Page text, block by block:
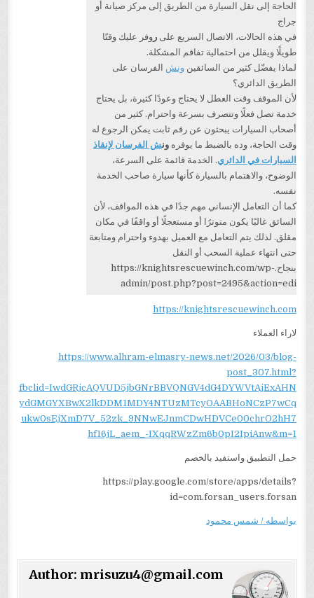
الحاجة إلى نقل السيارة من الطريق إلى مركز صيانة أو
جراج
في هذه الحالات، الاتصال السريع علىروفر عليك وقتًا
طويلًا ويقلل من احتمالية تفاقم المشكلة.
لماذا يفضّل كثير من السائقينونش الفرسان على
الطريق الدائري؟
لأن الموقف وقت العطل لا يحتاج وعودًا كثيرة، بل يحتاج
خدمة تصل فعلًا وتتصرف بسرعة واحترام. كثير من
أصحاب السيارات يبحثون عن رقم ثابت يمكن الرجوع له
وقت الحاجة، وده بالضبط ما يوفرهونش الفرسان لإنقاذ
السيارات في الدائري. الخدمة قائمة على السرعة،
الوضوح، والاهتمام بالسيارة كأنها سيارة صاحب الخدمة
نفسه.
كما أن التعامل الإنساني مهم جدًا في هذه المواقف، لأن
السائق غالبًا يكون متوترًا أو مستعجلًا أو واقفًا في مكان
مقلق. لذلك يتم التعامل مع العميل بهدوء واحترام ومتابعة
حتى انتهاء عملية السحب أو النقل
بنجاح.https://knightsrescuewinch.com/wp-
admin/post.php?post=2495&action=edi
https://knightsrescuewinch.com
لاراء العملاء
https://www.alhram-elmasry-news.net/2026/03/blog-
post_307.html?
fbclid=IwdGRjcAQVUD5jbGNrBBVQNGV4dG4DYWVtAjExAHN
ydGMGYXBwX2lkDDM1MDY4NTUzMTcyOAABHoNCzP7wCq
ukw0sEjXmD7V_52zk_9NNwEJnmCDwHDVCe00chrO2hH7
hf16jL_aem_-IXqqRWzZm6b0pI2IpiAnw&m=1
حمل التطبيق واستفيد بالخصم
https://play.google.com/store/apps/details?
id=com.forsan_users.forsan
بواسطه / شمس محمود
Author: mrisuzu4@gmail.com